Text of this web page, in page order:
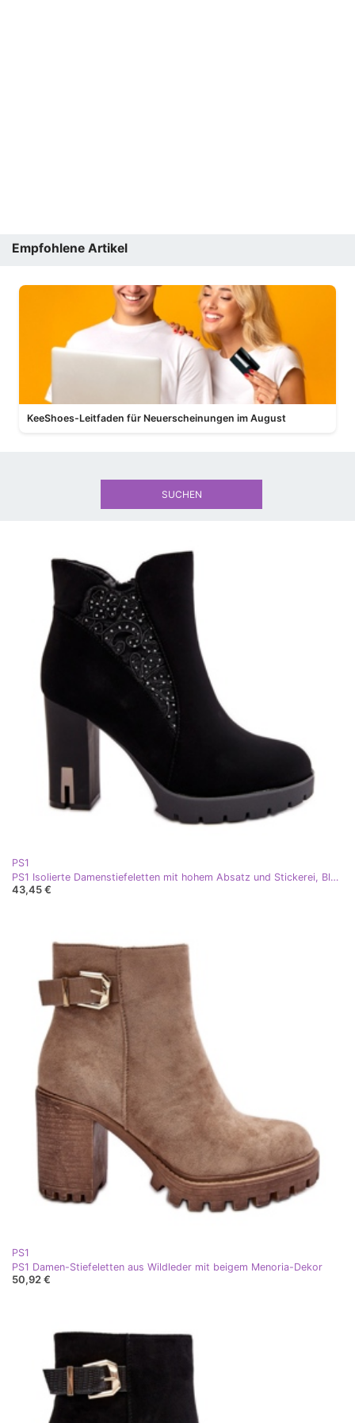
Empfohlene Artikel
KeeShoes-Leitfaden für Neuerscheinungen im August
PS1
PS1 Isolierte Damenstiefeletten mit hohem Absatz und Stickerei, Black Verissae schwarz
43,45 €
PS1
PS1 Damen-Stiefeletten aus Wildleder mit beigem Menoria-Dekor
50,92 €
SUCHEN